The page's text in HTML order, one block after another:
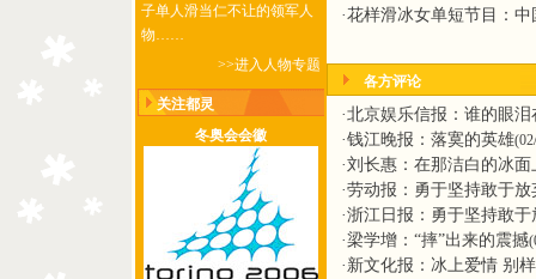
子单人滑当仁不让的领军人
物……
>>进入人物专题
关注都灵
冬奥会会徽
·花样滑冰女单短节目：
各方评论
·北京娱乐信报：谁的眼泪
·钱江晚报：落寞的英雄
·刘长惠：在那洁白的冰面
·劳动报：勇于坚持敢于
·浙江日报：勇于坚持敢于
·梁学增：“摔”出来的震撼
·新文化报：冰上爱情 别